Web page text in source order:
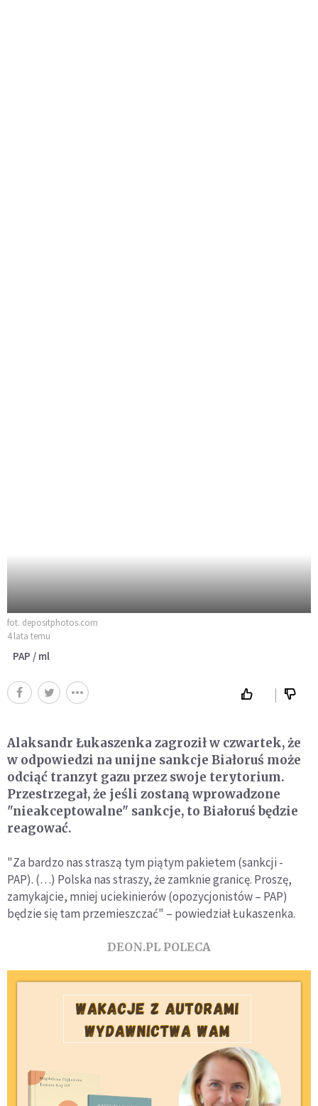
fot. depositphotos.com
4 lata temu
PAP / ml
Alaksandr Łukaszenka zagroził w czwartek, że
w odpowiedzi na unijne sankcje Białoruś może
odciąć tranzyt gazu przez swoje terytorium.
Przestrzegał, że jeśli zostaną wprowadzone
"nieakceptowalne" sankcje, to Białoruś będzie
reagować.
"Za bardzo nas straszą tym piątym pakietem (sankcji -
PAP). (…) Polska nas straszy, że zamknie granicę. Proszę,
zamykajcie, mniej uciekinierów (opozycjonistów – PAP)
będzie się tam przemieszczać" – powiedział Łukaszenka.
DEON.PL POLECA